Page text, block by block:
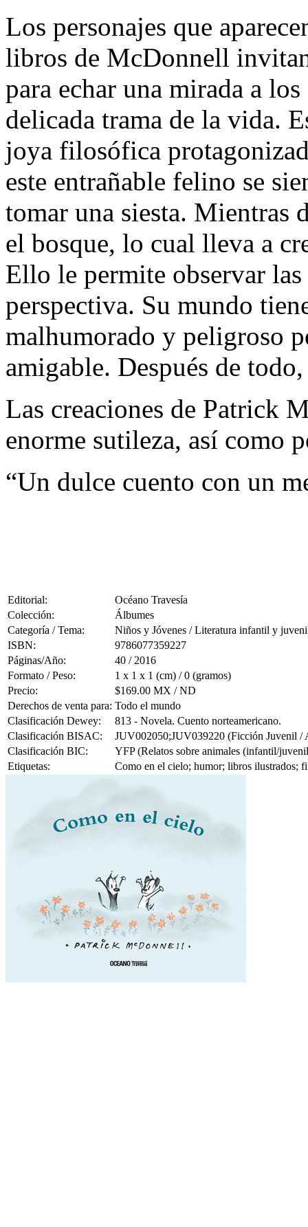
Los personajes que
libros de McDonnell
para echar una mirada a
delicada trama de la vida.
joya filosófica
este entrañable felino se
tomar una siesta. Mientras
el bosque, lo cual lleva a
Ello le permite observar las
perspectiva. Su mundo
malhumorado y peligroso
amigable. Después de
Las creaciones de Patrick
enorme sutileza, así como
“Un dulce cuento con un
Editorial:
Océano Travesía
Colección:
Álbumes
Categoría / Tema:
Niños y Jóvenes / Literatura infantil y
ISBN:
9786077359227
Páginas/Año:
40 / 2016
Formato / Peso:
1 x 1 x 1 (cm) / 0 (gramos)
Precio:
$169.00 MX / ND
Derechos de venta para: Todo el mundo
Clasificación Dewey:
813 - Novela. Cuento norteamericano.
Clasificación BISAC:
JUV002050;JUV039220 (Ficción Juvenil /
Clasificación BIC:
YFP (Relatos sobre animales (infantil/
Etiquetas:
Como en el cielo; humor; libros ilustrados;